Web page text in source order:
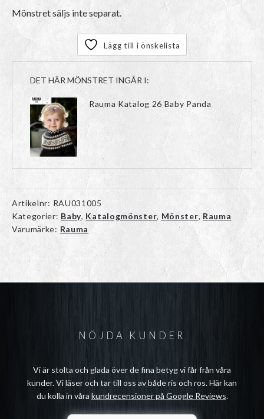
Mönstret säljs inte separat.
Lägg till i önskelista
DET HÄR MÖNSTRET INGÅR I:
Rauma Katalog 26 Baby Panda
Artikelnr: RAU031005
Kategorier: Baby, Katalogmönster, Mönster, Rauma
Varumärke: Rauma
NÖJDA KUNDER
Vi är stolta och glada över de fina betyg vi får från våra
kunder. Vi läser och tar till oss av både ris och ros. Här kan
du kolla in våra kundrecensioner på Google Reviews.